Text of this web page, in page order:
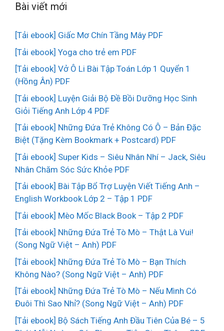
Bài viết mới
[Tải ebook] Giấc Mơ Chín Tầng Mây PDF
[Tải ebook] Yoga cho trẻ em PDF
[Tải ebook] Vở Ô Li Bài Tập Toán Lớp 1 Quyển 1
(Hồng Ân) PDF
[Tải ebook] Luyện Giải Bộ Đề Bồi Dưỡng Học Sinh
Giỏi Tiếng Anh Lớp 4 PDF
[Tải ebook] Những Đứa Trẻ Không Có Ô – Bản Đặc
Biệt (Tặng Kèm Bookmark + Postcard) PDF
[Tải ebook] Super Kids – Siêu Nhân Nhí – Jack, Siêu
Nhân Chăm Sóc Sức Khỏe PDF
[Tải ebook] Bài Tập Bổ Trợ Luyện Viết Tiếng Anh –
English Workbook Lớp 2 – Tập 1 PDF
[Tải ebook] Mèo Mốc Black Book – Tập 2 PDF
[Tải ebook] Những Đứa Trẻ Tò Mò – Thật Là Vui!
(Song Ngữ Việt – Anh) PDF
[Tải ebook] Những Đứa Trẻ Tò Mò – Bạn Thích
Không Nào? (Song Ngữ Việt – Anh) PDF
[Tải ebook] Những Đứa Trẻ Tò Mò – Nếu Mình Có
Đuôi Thì Sao Nhỉ? (Song Ngữ Việt – Anh) PDF
[Tải ebook] Bộ Sách Tiếng Anh Đầu Tiên Của Bé – 5